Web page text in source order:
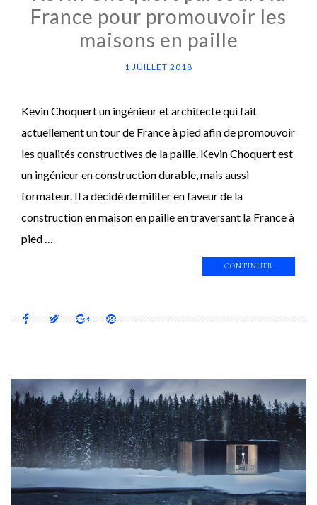
France pour promouvoir les
maisons en paille
1 JUILLET 2018
Kevin Choquert un ingénieur et architecte qui fait
actuellement un tour de France à pied afin de promouvoir
les qualités constructives de la paille. Kevin Choquert est
un ingénieur en construction durable, mais aussi
formateur. Il a décidé de militer en faveur de la
construction en maison en paille en traversant la France à
pied …
CONTINUER